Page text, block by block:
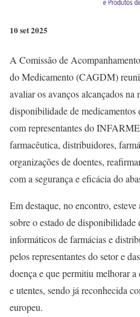
10 set 2025
A Comissão de
do Medicamento (CAGDM)
avaliar os avanços alcançados na
disponibilidade de
com representantes do
farmacêutica, distribuidores,
organizações de doentes,
com a segurança e eficácia do
Em destaque, no encontro,
sobre o estado de disponibilidade
informáticos de farmácias e
pelos representantes do setor e
doença e que permitiu melhorar
e utentes, sendo já reconhecida
europeu.